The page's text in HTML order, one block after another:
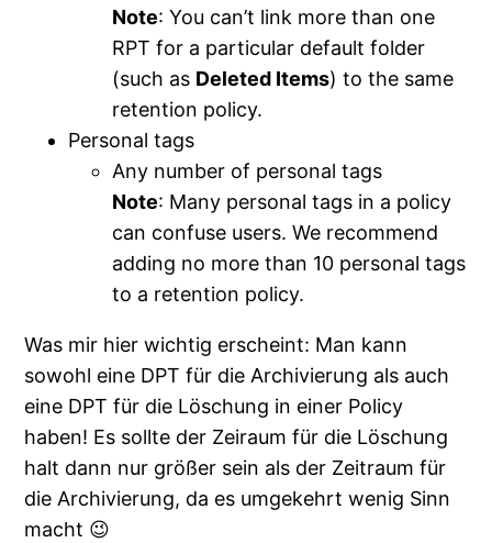
Note: You can’t link more than one
RPT for a particular default folder
(such as Deleted Items) to the same
retention policy.
Personal tags
Any number of personal tags
Note: Many personal tags in a policy
can confuse users. We recommend
adding no more than 10 personal tags
to a retention policy.
Was mir hier wichtig erscheint: Man kann
sowohl eine DPT für die Archivierung als auch
eine DPT für die Löschung in einer Policy
haben! Es sollte der Zeiraum für die Löschung
halt dann nur größer sein als der Zeitraum für
die Archivierung, da es umgekehrt wenig Sinn
macht 😉